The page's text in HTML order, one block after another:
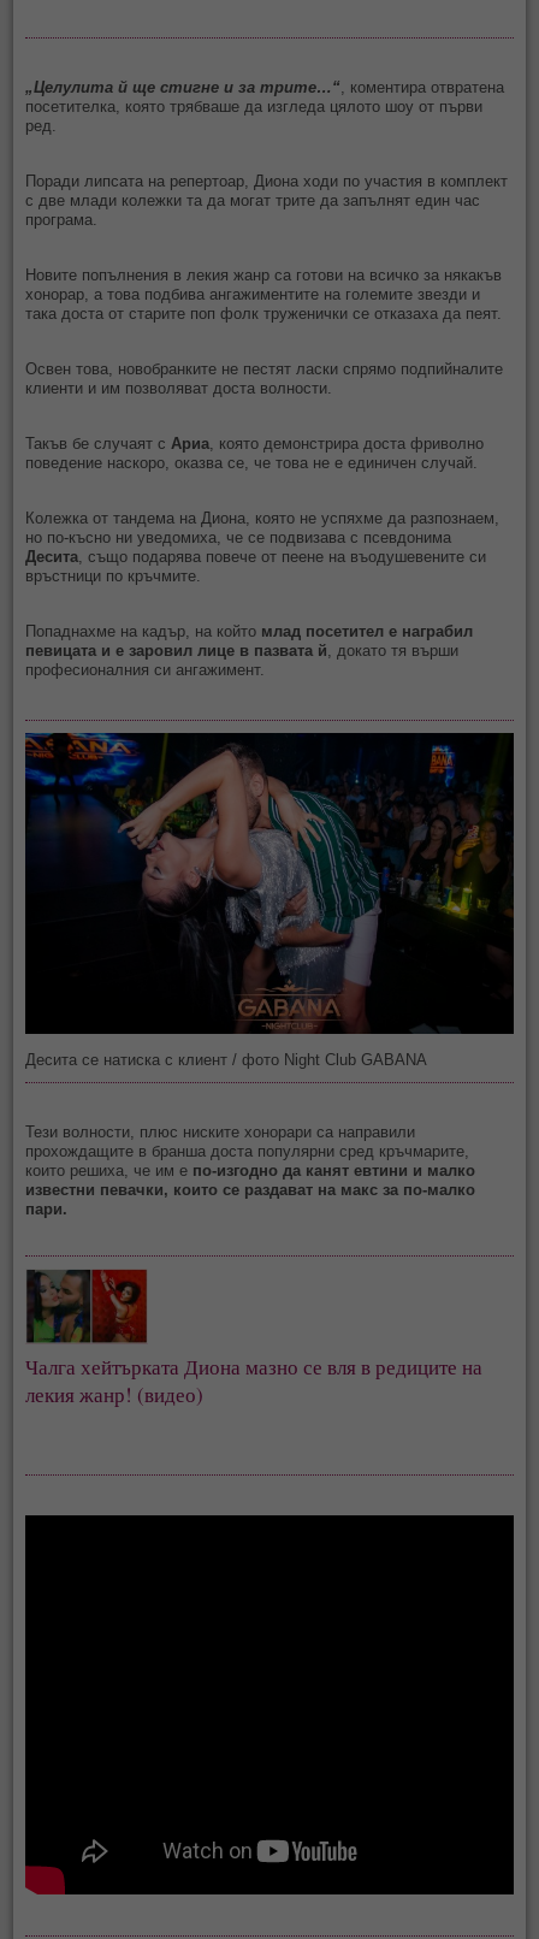
„Целулита й ще стигне и за трите…“ , коментира отвратена
посетителка, която трябваше да изгледа цялото шоу от първи
ред.
Поради липсата на репертоар, Диона ходи по участия в комплект
с две млади колежки та да могат трите да запълнят един час
програма.
Новите попълнения в лекия жанр са готови на всичко за някакъв
хонорар, а това подбива ангажиментите на големите звезди и
така доста от старите поп фолк труженички се отказаха да пеят.
Освен това, новобранките не пестят ласки спрямо подпийналите
клиенти и им позволяват доста волности.
Такъв бе случаят с Ариа , която демонстрира доста фриволно
поведение наскоро, оказва се, че това не е единичен случай.
Колежка от тандема на Диона, която не успяхме да разпознаем,
но по-късно ни уведомиха, че се подвизава с псевдонима
Десита , също подарява повече от пеене на въодушевените си
връстници по кръчмите.
Попаднахме на кадър, на който млад посетител е награбил
певицата и е заровил лице в пазвата й , докато тя върши
професионалния си ангажимент.
Десита се натиска с клиент / фото Night Club GABANA
Тези волности, плюс ниските хонорари са направили
прохождащите в бранша доста популярни сред кръчмарите,
които решиха, че им е по-изгодно да канят евтини и малко
известни певачки, които се раздават на макс за по-малко
пари.
Чалга хейтърката Диона мазно се вля в редиците на
лекия жанр! (видео)